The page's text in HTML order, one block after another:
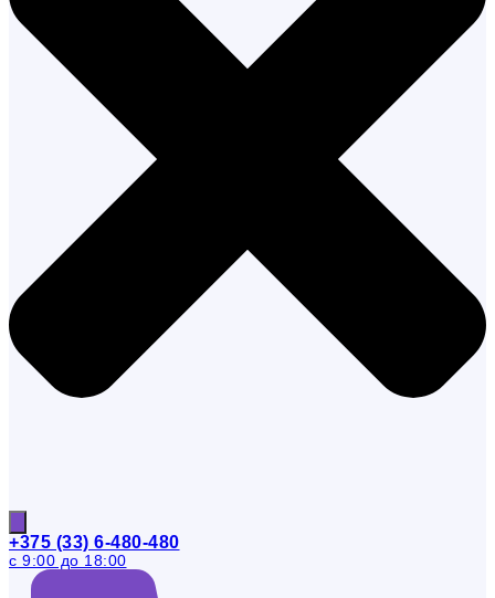
+375 (33) 6-480-480
с 9:00 до 18:00